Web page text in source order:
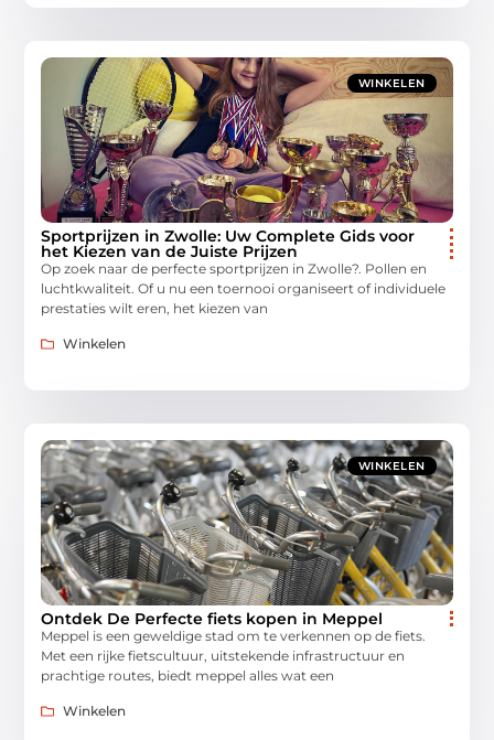
WINKELEN
Sportprijzen in Zwolle: Uw Complete Gids voor
het Kiezen van de Juiste Prijzen
Op zoek naar de perfecte sportprijzen in Zwolle?. Pollen en
luchtkwaliteit. Of u nu een toernooi organiseert of individuele
prestaties wilt eren, het kiezen van
Winkelen
WINKELEN
Ontdek De Perfecte fiets kopen in Meppel
Meppel is een geweldige stad om te verkennen op de fiets.
Met een rijke fietscultuur, uitstekende infrastructuur en
prachtige routes, biedt meppel alles wat een
Winkelen